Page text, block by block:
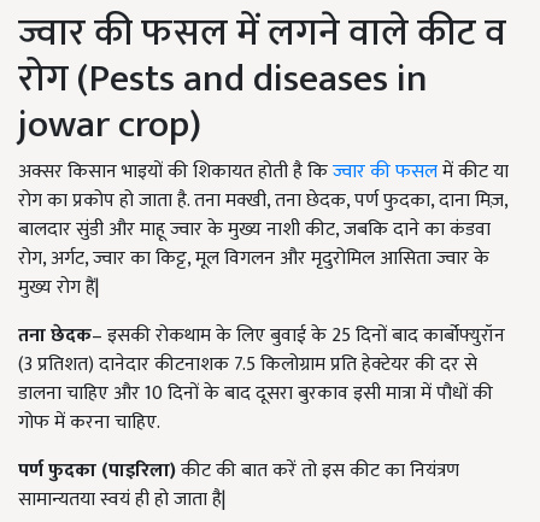
ज्वार की फसल में लगने वाले कीट व
रोग (Pests and diseases in
jowar crop)
अक्सर किसान भाइयों की शिकायत होती है किज्वार की फसलमें कीट या
रोग का प्रकोप हो जाता है. तना मक्खी, तना छेदक, पर्ण फुदका, दाना मिज़,
बालदार सुंडी और माहू ज्वार के मुख्य नाशी कीट, जबकि दाने का कंडवा
रोग, अर्गट, ज्वार का किट्ट, मूल विगलन और मृदुरोमिल आसिता ज्वार के
मुख्य रोग हैं|
तना छेदक– इसकी रोकथाम के लिए बुवाई के 25 दिनों बाद कार्बोफ्युरॉन
(3 प्रतिशत) दानेदार कीटनाशक 7.5 किलोग्राम प्रति हेक्टेयर की दर से
डालना चाहिए और 10 दिनों के बाद दूसरा बुरकाव इसी मात्रा में पौधों की
गोफ में करना चाहिए.
पर्ण फुदका (पाइरिला)कीट की बात करें तो इस कीट का नियंत्रण
सामान्यतया स्वयं ही हो जाता है|